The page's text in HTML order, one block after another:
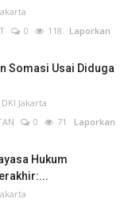
0 118 Laporkan
Somasi Usai Diduga
DKI Jakarta
0 71 Laporkan
Hukum